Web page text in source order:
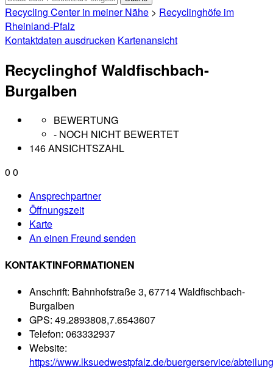
Recycling Center in meiner Nähe > Recyclinghöfe im
Rheinland-Pfalz
Kontaktdaten ausdrucken Kartenansicht
Recyclinghof Waldfischbach-
Burgalben
BEWERTUNG
- NOCH NICHT BEWERTET
146 ANSICHTSZAHL
0 0
Ansprechpartner
Öffnungszeit
Karte
An einen Freund senden
KONTAKTINFORMATIONEN
Anschrift: Bahnhofstraße 3, 67714 Waldfischbach-
Burgalben
GPS: 49.2893808,7.6543607
Telefon: 063332937
Website:
https://www.lksuedwestpfalz.de/buergerservice/